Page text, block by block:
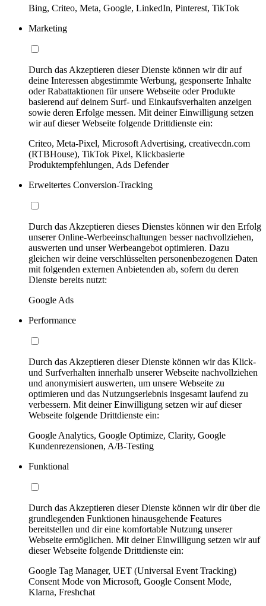
Bing, Criteo, Meta, Google, LinkedIn, Pinterest, TikTok
Marketing
Durch das Akzeptieren dieser Dienste können wir dir auf
deine Interessen abgestimmte Werbung, gesponserte Inhalte
oder Rabattaktionen für unsere Webseite oder Produkte
basierend auf deinem Surf- und Einkaufsverhalten anzeigen
sowie deren Erfolge messen. Mit deiner Einwilligung setzen
wir auf dieser Webseite folgende Drittdienste ein:
Criteo, Meta-Pixel, Microsoft Advertising, creativecdn.com
(RTBHouse), TikTok Pixel, Klickbasierte
Produktempfehlungen, Ads Defender
Erweitertes Conversion-Tracking
Durch das Akzeptieren dieses Dienstes können wir den Erfolg
unserer Online-Werbeeinschaltungen besser nachvollziehen,
auswerten und unser Werbeangebot optimieren. Dazu
gleichen wir deine verschlüsselten personenbezogenen Daten
mit folgenden externen Anbietenden ab, sofern du deren
Dienste bereits nutzt:
Google Ads
Performance
Durch das Akzeptieren dieser Dienste können wir das Klick-
und Surfverhalten innerhalb unserer Webseite nachvollziehen
und anonymisiert auswerten, um unsere Webseite zu
optimieren und das Nutzungserlebnis insgesamt laufend zu
verbessern. Mit deiner Einwilligung setzen wir auf dieser
Webseite folgende Drittdienste ein:
Google Analytics, Google Optimize, Clarity, Google
Kundenrezensionen, A/B-Testing
Funktional
Durch das Akzeptieren dieser Dienste können wir dir über die
grundlegenden Funktionen hinausgehende Features
bereitstellen und dir eine komfortable Nutzung unserer
Webseite ermöglichen. Mit deiner Einwilligung setzen wir auf
dieser Webseite folgende Drittdienste ein:
Google Tag Manager, UET (Universal Event Tracking)
Consent Mode von Microsoft, Google Consent Mode,
Klarna, Freshchat